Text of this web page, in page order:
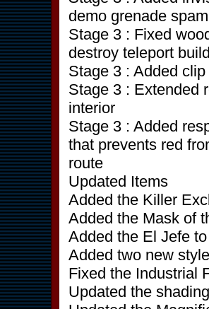
demo grenade spam
Stage 3 : Fixed
destroy teleport
Stage 3 : Added
Stage 3 : Extended
interior
Stage 3 : Added
that prevents red
route
Updated Items
Added the Killer
Added the Mask of
Added the El Jefe
Added two new
Fixed the Industrial
Updated the